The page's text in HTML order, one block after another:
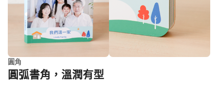
圓角
圓弧書角，溫潤有型